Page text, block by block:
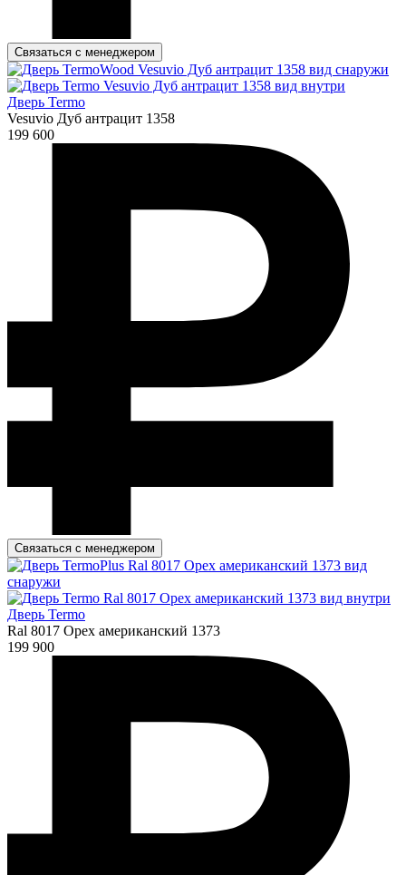
Связаться с менеджером
Дверь Termo
Vesuvio Дуб антрацит 1358
199 600
Связаться с менеджером
Дверь Termo
Ral 8017 Орех американский 1373
199 900